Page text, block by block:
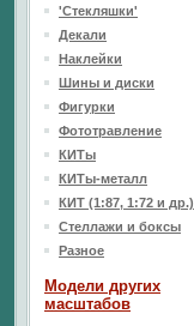
'Стекляшки'
Декали
Наклейки
Шины и диски
Фигурки
Фототравление
КИТы
КИТы-металл
КИТ (1:87, 1:72 и др.)
Стеллажи и боксы
Разное
Модели других
масштабов